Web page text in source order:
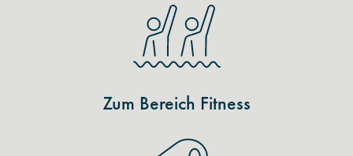
Zum Bereich Fitness